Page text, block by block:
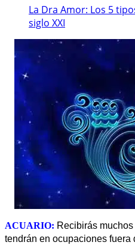
La Dra Amor: Los 5
siglo XXI
ACUARIO: Recibirás
tendrán en ocupaciones fuera